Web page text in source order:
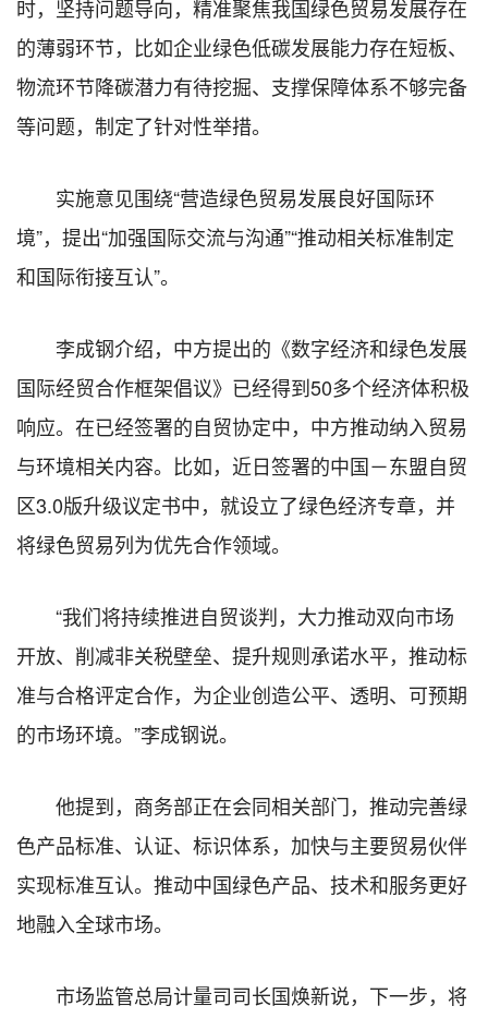
时，坚持问题导向，精准聚焦我国绿色贸易发展存在
的薄弱环节，比如企业绿色低碳发展能力存在短板、
物流环节降碳潜力有待挖掘、支撑保障体系不够完备
等问题，制定了针对性举措。
实施意见围绕“营造绿色贸易发展良好国际环
境”，提出“加强国际交流与沟通”“推动相关标准制定
和国际衔接互认”。
李成钢介绍，中方提出的《数字经济和绿色发展
国际经贸合作框架倡议》已经得到50多个经济体积极
响应。在已经签署的自贸协定中，中方推动纳入贸易
与环境相关内容。比如，近日签署的中国－东盟自贸
区3.0版升级议定书中，就设立了绿色经济专章，并
将绿色贸易列为优先合作领域。
“我们将持续推进自贸谈判，大力推动双向市场
开放、削减非关税壁垒、提升规则承诺水平，推动标
准与合格评定合作，为企业创造公平、透明、可预期
的市场环境。”李成钢说。
他提到，商务部正在会同相关部门，推动完善绿
色产品标准、认证、标识体系，加快与主要贸易伙伴
实现标准互认。推动中国绿色产品、技术和服务更好
地融入全球市场。
市场监管总局计量司司长国焕新说，下一步，将